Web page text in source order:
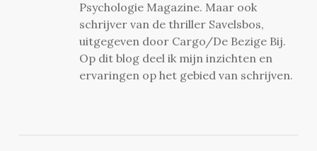
Psychologie Magazine. Maar ook
schrijver van de thriller Savelsbos,
uitgegeven door Cargo/De Bezige Bij.
Op dit blog deel ik mijn inzichten en
ervaringen op het gebied van schrijven.